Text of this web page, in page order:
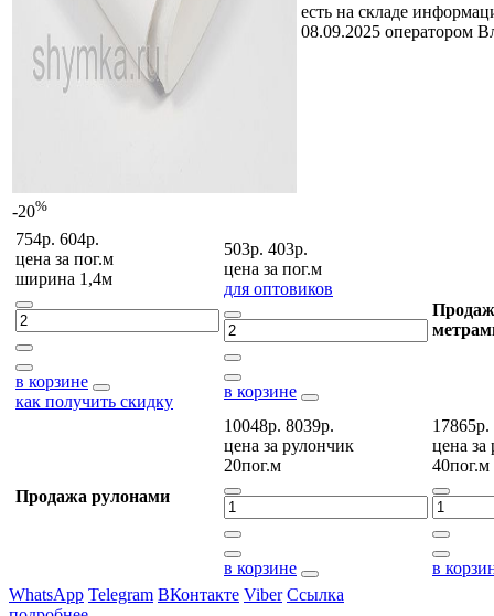
-20%
есть на складе
08.09.2025 оператором
754р. 604р.
цена за пог.м
ширина 1,4м
в корзине
как получить скидку
503р. 403р.
цена за пог.м
для оптовиков
в корзине
Продажа рулонами
10048р. 8039р.
цена за рулончик
20пог.м
в корзине
17865р.
цена за
40пог.м
в
WhatsApp Telegram ВКонтакте Viber Ссылка